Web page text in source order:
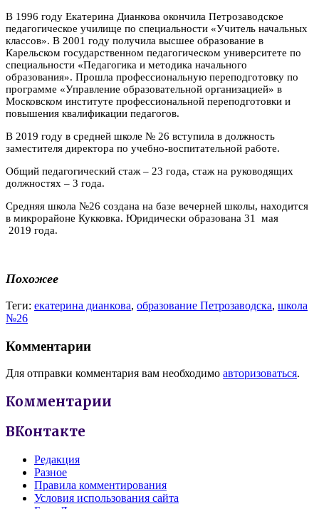
В 1996 году Екатерина Дианкова окончила Петрозаводское
педагогическое училище по специальности «Учитель начальных
классов». В 2001 году получила высшее образование в
Карельском государственном педагогическом университете по
специальности «Педагогика и методика начального
образования». Прошла профессиональную переподготовку по
программе «Управление образовательной организацией» в
Московском институте профессиональной переподготовки и
повышения квалификации педагогов.
В 2019 году в средней школе № 26 вступила в должность
заместителя директора по учебно-воспитательной работе.
Общий педагогический стаж – 23 года, стаж на руководящих
должностях – 3 года.
Средняя школа №26 создана на базе вечерней школы, находится
в микрорайоне Кукковка. Юридически образована 31 мая
2019 года.
Похожее
Теги: екатерина дианкова, образование Петрозаводска, школа
№26
Комментарии
Для отправки комментария вам необходимо авторизоваться.
Комментарии
ВКонтакте
Редакция
Разное
Правила комментирования
Условия использования сайта